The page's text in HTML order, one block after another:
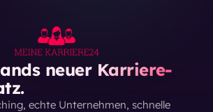
neuer Karriere-
echte Unternehmen, schnelle